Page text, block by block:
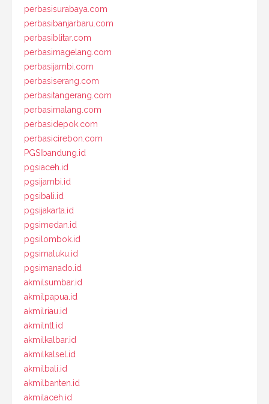
perbasisurabaya.com
perbasibanjarbaru.com
perbasiblitar.com
perbasimagelang.com
perbasijambi.com
perbasiserang.com
perbasitangerang.com
perbasimalang.com
perbasidepok.com
perbasicirebon.com
PGSIbandung.id
pgsiaceh.id
pgsijambi.id
pgsibali.id
pgsijakarta.id
pgsimedan.id
pgsilombok.id
pgsimaluku.id
pgsimanado.id
akmilsumbar.id
akmilpapua.id
akmilriau.id
akmilntt.id
akmilkalbar.id
akmilkalsel.id
akmilbali.id
akmilbanten.id
akmilaceh.id